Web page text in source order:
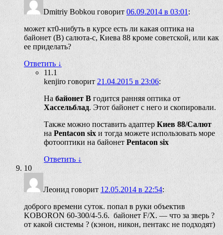
Dmitriy Bobkou говорит 06.09.2014 в 03:01 :
может кт0-нибуть в курсе есть ли какая оптика на
байонет (В) салюта-с, Киева 88 кроме советской, или как
ее приделать?
Ответить ↓
11.1
kenjiro говорит 21.04.2015 в 23:06:
На байонет В годится ранняя оптика от
Хассельблад. Этот байонет с него и скопировали.
Также можно поставить адаптер Киев 88/Салют
на Pentaсon six и тогда можете использовать море
фотооптики на байонет Pentacon six
Ответить ↓
10
Леонид говорит 12.05.2014 в 22:54:
доброго времени суток. попал в руки объектив
KOBORON 60-300/4-5.6. байонет F/X. — что за зверь ?
от какой системы ? (кэнон, никон, пентакс не подходят)